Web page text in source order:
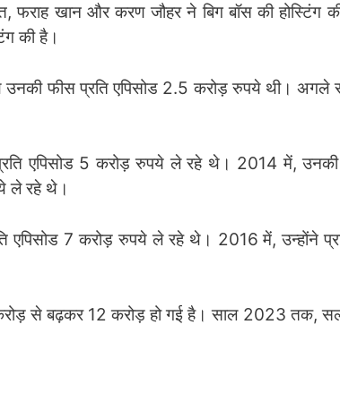
फराह खान और करण जौहर ने बिग बॉस की होस्टिंग
की है।
फीस प्रति एपिसोड 2.5 करोड़ रुपये थी। अगले
एपिसोड 5 करोड़ रुपये ले रहे थे। 2014 में,
ले रहे थे।
7 करोड़ रुपये ले रहे थे। 2016 में, उन्होंने
से बढ़कर 12 करोड़ हो गई है। साल 2023 तक,